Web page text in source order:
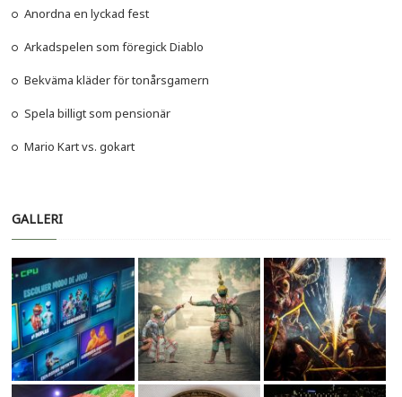
Anordna en lyckad fest
Arkadspelen som föregick Diablo
Bekväma kläder för tonårsgamern
Spela billigt som pensionär
Mario Kart vs. gokart
GALLERI